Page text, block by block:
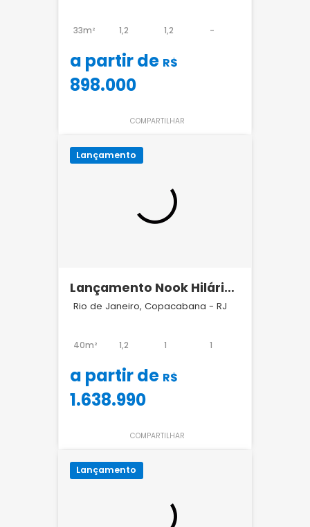
33m² 1,2 1,2 -
a partir de R$
898.000
COMPARTILHAR
Lançamento
Lançamento Nook Hilário
Gouvêia Copacabana
Rio de Janeiro, Copacabana - RJ
40m² 1,2 1 1
a partir de R$
1.638.990
COMPARTILHAR
Lançamento